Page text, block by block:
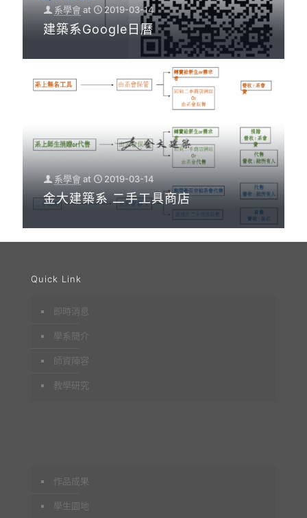
系學會at 2019-03-14
建築系Google日曆
系學會at 2019-03-14
金大建築系 二手工具商店
Quick Link
即時消息
學系簡介
師資陣容
教學研究
作品成果
學生園地